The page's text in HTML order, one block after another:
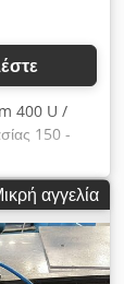
400 U /
150 -
γωνία. 6
Τραπέζι
και Μ33.
αγγελία